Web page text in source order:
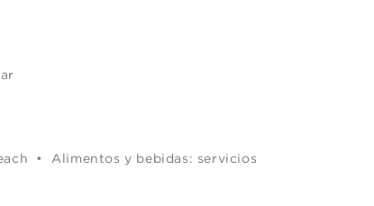
• Alimentos y bebidas: servicios